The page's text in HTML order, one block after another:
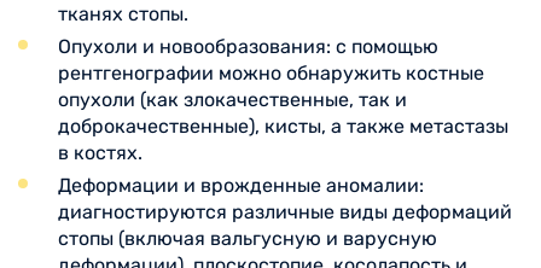
тканях стопы.
Опухоли и новообразования: с помощью
рентгенографии можно обнаружить костные
опухоли (как злокачественные, так и
доброкачественные), кисты, а также метастазы
в костях.
Деформации и врожденные аномалии:
диагностируются различные виды деформаций
стопы (включая вальгусную и варусную